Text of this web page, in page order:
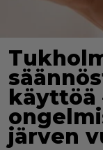
käyttöä
järven